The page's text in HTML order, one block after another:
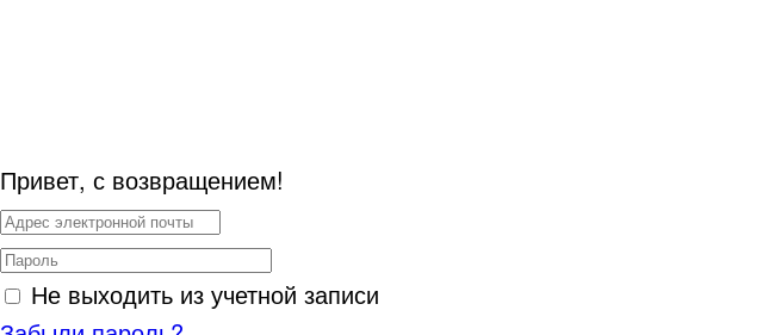
Привет, с возвращением!
Не выходить из учетной записи